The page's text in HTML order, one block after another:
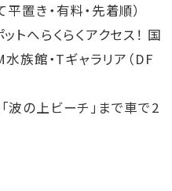
置き・有料・先着順）
へらくらくアクセス！ 国
水族館・Tギャラリア（DF
の上ビーチ」まで車で2